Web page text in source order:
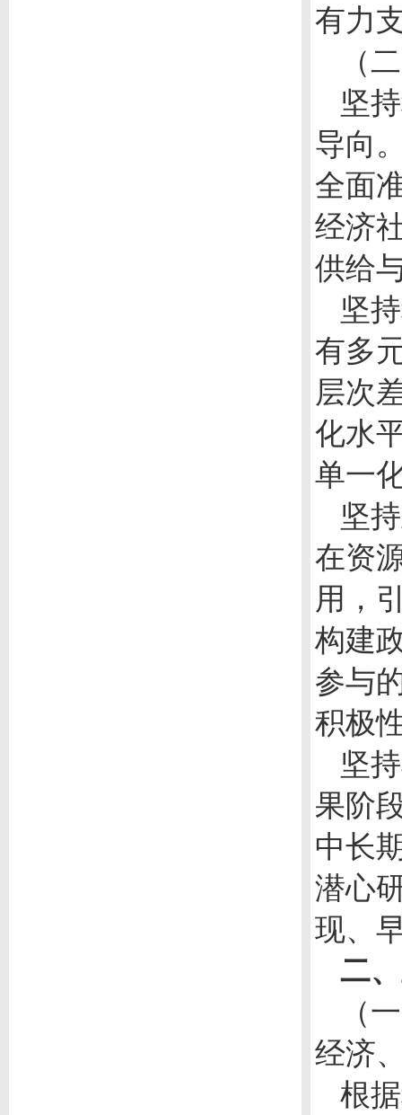
有力
（
坚
导向
全面
经济
供给
坚
有多
层次
化水
单一
坚
在资
用，
构建
参与
积极
坚
果阶
中长
潜心
现、
二
（
经济
根